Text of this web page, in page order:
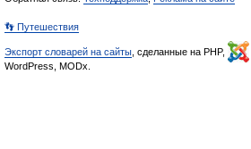
👣 Путешествия
Экспорт словарей на сайты , сделанные на PHP,
WordPress, MODx.